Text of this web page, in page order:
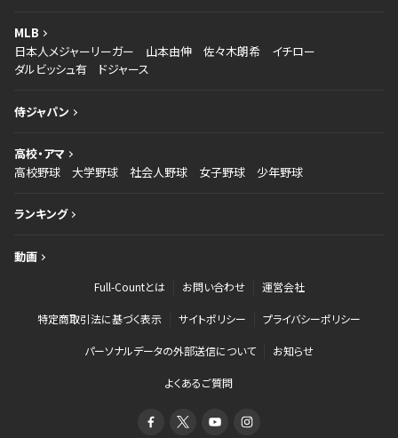
MLB
日本人メジャーリーガー
山本由伸 佐々木朗希
イチロー
ダルビッシュ有
ドジャース
侍ジャパン
高校・アマ
高校野球
大学野球 社会人野球 女子野球 少年野球
ランキング
動画
Full-Countとは お問い合わせ 運営会社
特定商取引法に基づく表示 サイトポリシー プライバシーポリシー
パーソナルデータの外部送信について お知らせ
よくあるご質問